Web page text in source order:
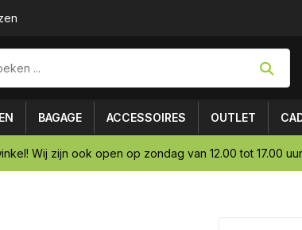
BAGAGE ACCESSOIRES OUTLET
Wij zijn ook open op zondag van 12.00 tot 17.00 uur